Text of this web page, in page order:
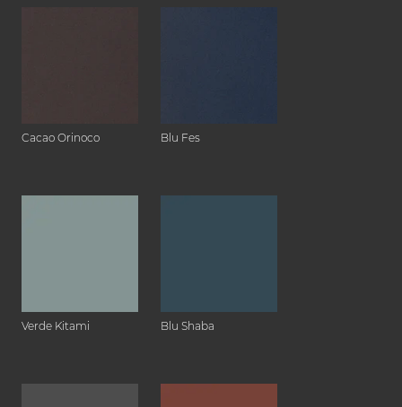
Cacao Orinoco Blu Fes
Verde Kitami Blu Shaba